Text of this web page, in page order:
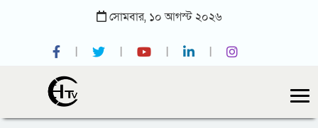
সোমবার, ১০ আগস্ট ২০২৬